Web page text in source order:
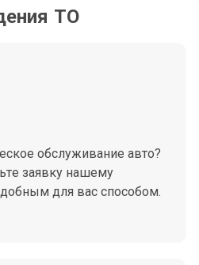
ТО
обслуживание авто?
заявку нашему
для вас способом.